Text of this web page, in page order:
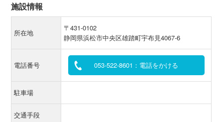
施設情報
所在地
〒431-0102
静岡県浜松市中央区雄踏町宇布見4067-6
電話番号 053-522-8601：電話をかける
駐車場
交通手段